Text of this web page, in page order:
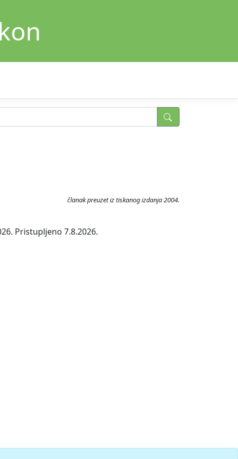
članak preuzet iz tiskanog izdanja 2004.
Pristupljeno 7.8.2026.